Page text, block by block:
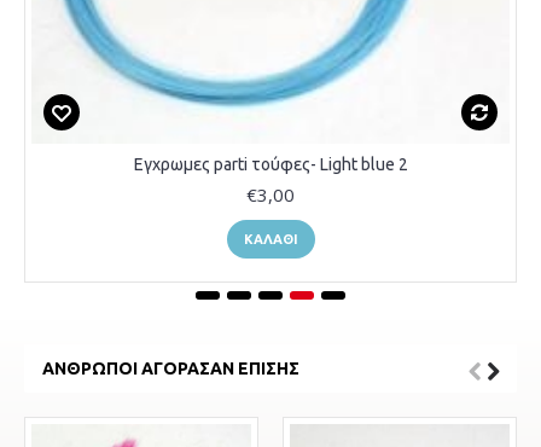
Εγχρωμες parti τούφες- Light blue 2
€3,00
ΚΑΛΆΘΙ
ΆΝΘΡΩΠΟΙ ΑΓΌΡΑΣΑΝ ΕΠΊΣΗΣ